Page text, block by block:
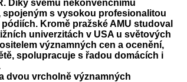
Díky svému nekonvenčnímu
s vysokou profesionalitou
Kromě pražské AMU studoval
univerzitách v USA u světových
významných cen a ocenění,
spolupracuje s řadou domácích i
dvou vrcholně významných